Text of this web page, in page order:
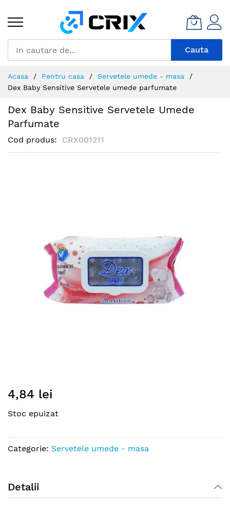
Continut
Cauta
Acasa Pentru casa
Servetele umede - masa
Dex Baby Sensitive Servetele umede parfumate
Dex Baby Sensitive Servetele Umede
Parfumate
Cod produs CRX001211
to
beginning
the
images
4,84 lei
Stoc epuizat
Categorie: Servetele umede - masa
Detalii